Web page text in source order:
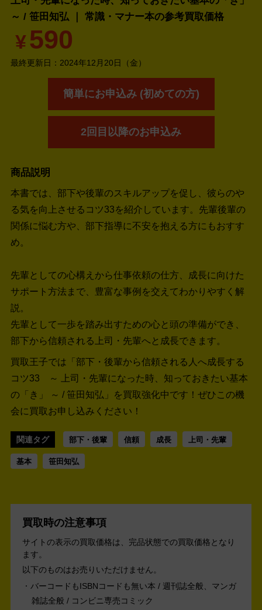
～ / 笹田知弘 ｜ 常識・マナー本の参考買取価格
¥590
最終更新日： 2024年12月20日（金）
簡単にお申込み (初めての方)
2回目以降のお申込み
商品説明
本書では、部下や後輩のスキルアップを促し、彼らのや
る気を向上させるコツ33を紹介しています。先輩後輩の
関係に悩む方や、部下指導に不安を抱える方にもおすす
め。
先輩としての心構えから仕事依頼の仕方、成長に向けた
サポート方法まで、豊富な事例を交えてわかりやすく解
説。
先輩として一歩を踏み出すための心と頭の準備ができ、
部下から信頼される上司・先輩へと成長できます。
買取王子では「部下・後輩から信頼される人へ成長する
コツ33 ～ 上司・先輩になった時、知っておきたい基本
の「き」 ～ / 笹田知弘」を買取強化中です！ ぜひこの機
会に買取お申し込みください！
関連タグ 部下・後輩 信頼 成長 上司・先輩
基本 笹田知弘
買取時の注意事項
サイトの表示の買取価格は、完品状態での買取価格となり
ます。
以下のものはお売りいただけません。
バーコードもISBNコードも無い本 / 週刊誌全般、マンガ
雑誌全般 / コンビニ専売コミック